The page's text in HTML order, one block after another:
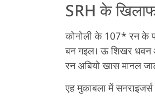
SRH के
कोनोली के 107* रन के
बन गइल। ऊ शिखर धवन
रन अबियो खास मानल
एह मुकाबला में